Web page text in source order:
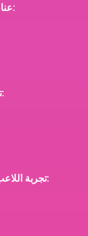
:
:
تجربة، ابحث عن: